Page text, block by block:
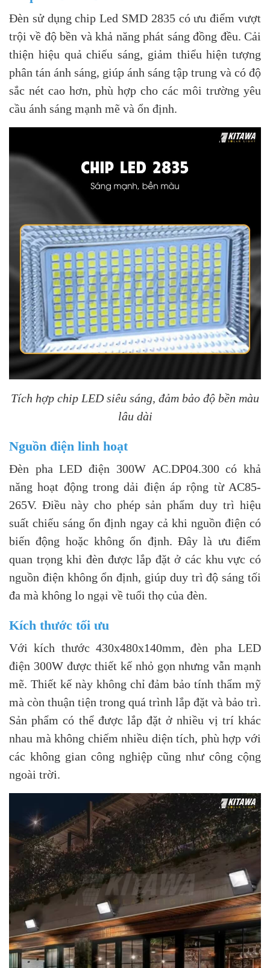
Đèn sử dụng chip Led SMD 2835 có ưu điểm vượt
trội về độ bền và khả năng phát sáng đồng đều. Cải
thiện hiệu quả chiếu sáng, giảm thiểu hiện tượng
phân tán ánh sáng, giúp ánh sáng tập trung và có độ
sắc nét cao hơn, phù hợp cho các môi trường yêu
cầu ánh sáng mạnh mẽ và ổn định.
Tích hợp chip LED siêu sáng, đảm bảo độ bền màu
lâu dài
Nguồn điện linh hoạt
Đèn pha LED điện 300W AC.DP04.300 có khả
năng hoạt động trong dải điện áp rộng từ AC85-
265V. Điều này cho phép sản phẩm duy trì hiệu
suất chiếu sáng ổn định ngay cả khi nguồn điện có
biến động hoặc không ổn định. Đây là ưu điểm
quan trọng khi đèn được lắp đặt ở các khu vực có
nguồn điện không ổn định, giúp duy trì độ sáng tối
đa mà không lo ngại về tuổi thọ của đèn.
Kích thước tối ưu
Với kích thước 430x480x140mm, đèn pha LED
điện 300W được thiết kế nhỏ gọn nhưng vẫn mạnh
mẽ. Thiết kế này không chỉ đảm bảo tính thẩm mỹ
mà còn thuận tiện trong quá trình lắp đặt và bảo trì.
Sản phẩm có thể được lắp đặt ở nhiều vị trí khác
nhau mà không chiếm nhiều diện tích, phù hợp với
các không gian công nghiệp cũng như công cộng
ngoài trời.